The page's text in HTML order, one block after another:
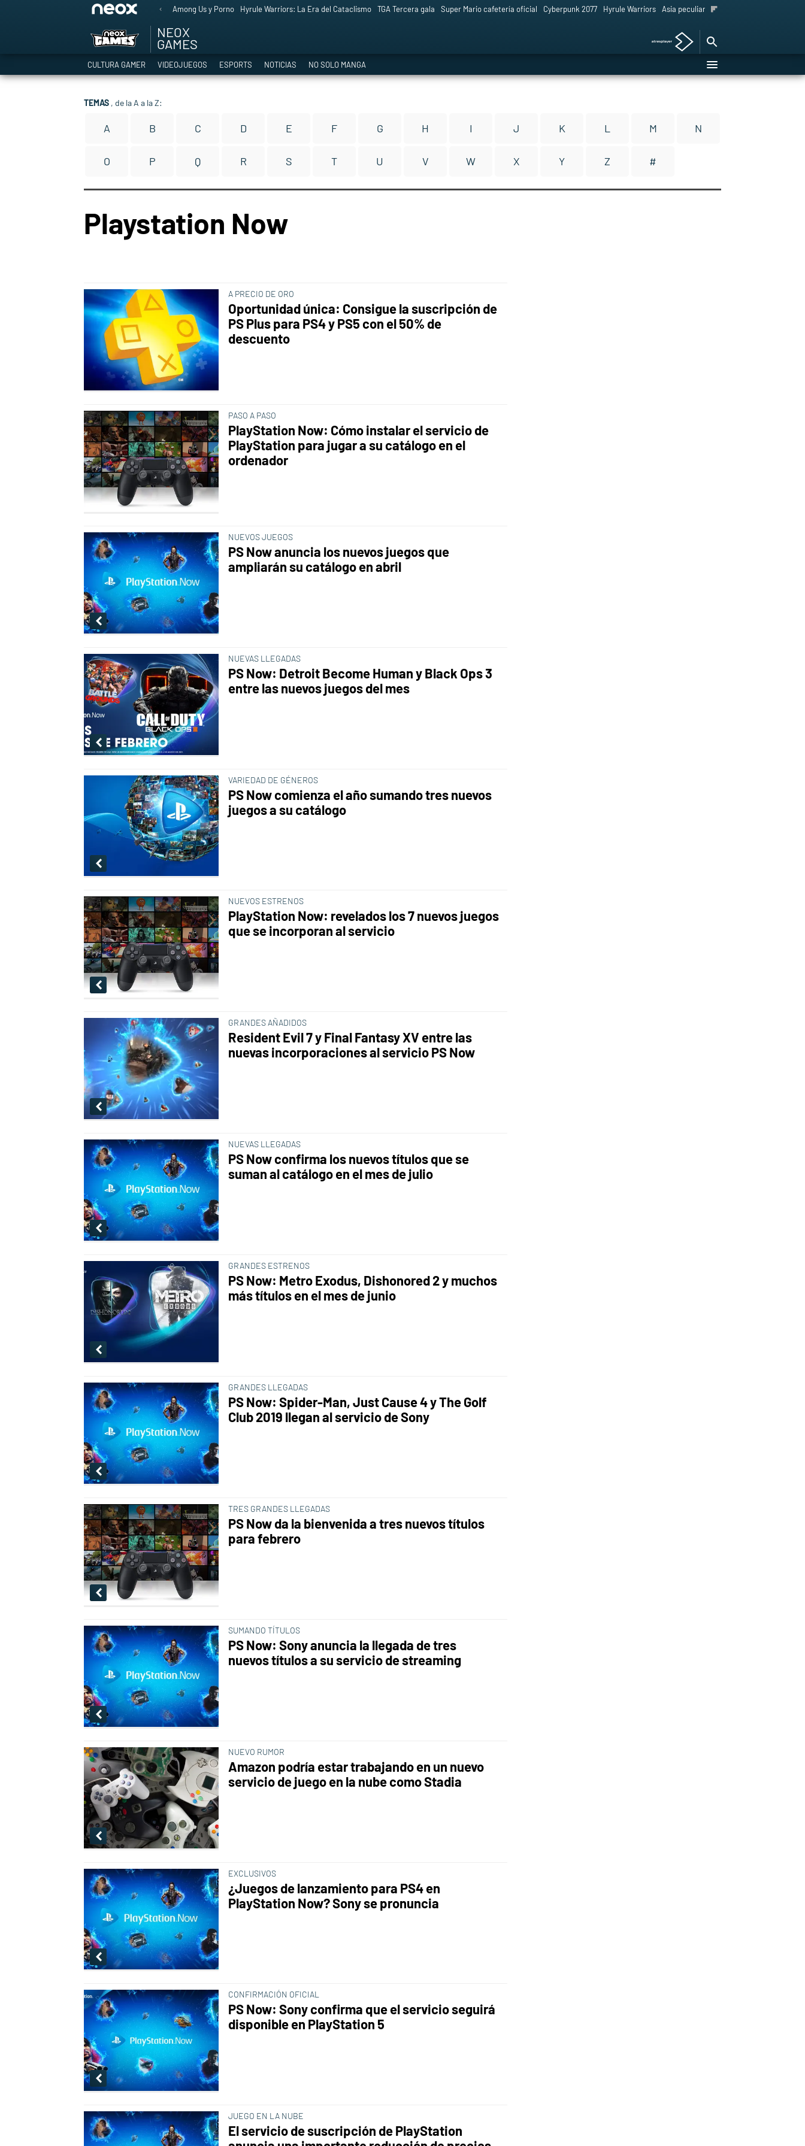
Among Us y Porno Hyrule Warriors: La Era del Cataclismo TGA Tercera gala Super Mario cafetería oficial Cyberpunk 2077 Hyrule Warriors Asia peculiar tradición
NEOX
GAMES
CULTURA GAMER VIDEOJUEGOS ESPORTS NOTICIAS NO SOLO MANGA
TEMAS , de la A a la Z:
A B C D E F G H I J K L M N
O P Q R S T U V W X Y Z #
Playstation Now
A PRECIO DE ORO
Oportunidad única: Consigue la suscripción de
PS Plus para PS4 y PS5 con el 50% de
descuento
PASO A PASO
PlayStation Now: Cómo instalar el servicio de
PlayStation para jugar a su catálogo en el
ordenador
NUEVOS JUEGOS
PS Now anuncia los nuevos juegos que
ampliarán su catálogo en abril
NUEVAS LLEGADAS
PS Now: Detroit Become Human y Black Ops 3
entre las nuevos juegos del mes
VARIEDAD DE GÉNEROS
PS Now comienza el año sumando tres nuevos
juegos a su catálogo
NUEVOS ESTRENOS
PlayStation Now: revelados los 7 nuevos juegos
que se incorporan al servicio
GRANDES AÑADIDOS
Resident Evil 7 y Final Fantasy XV entre las
nuevas incorporaciones al servicio PS Now
NUEVAS LLEGADAS
PS Now confirma los nuevos títulos que se
suman al catálogo en el mes de julio
GRANDES ESTRENOS
PS Now: Metro Exodus, Dishonored 2 y muchos
más títulos en el mes de junio
GRANDES LLEGADAS
PS Now: Spider-Man, Just Cause 4 y The Golf
Club 2019 llegan al servicio de Sony
TRES GRANDES LLEGADAS
PS Now da la bienvenida a tres nuevos títulos
para febrero
SUMANDO TÍTULOS
PS Now: Sony anuncia la llegada de tres
nuevos títulos a su servicio de streaming
NUEVO RUMOR
Amazon podría estar trabajando en un nuevo
servicio de juego en la nube como Stadia
EXCLUSIVOS
¿Juegos de lanzamiento para PS4 en
PlayStation Now? Sony se pronuncia
CONFIRMACIÓN OFICIAL
PS Now: Sony confirma que el servicio seguirá
disponible en PlayStation 5
JUEGO EN LA NUBE
El servicio de suscripción de PlayStation